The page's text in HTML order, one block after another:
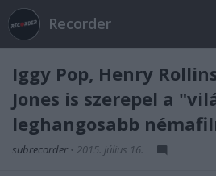
Recorder
Iggy Pop, Henry
Jones is szerepel a
leghangosabb
subrecorder • 2015. július 16.